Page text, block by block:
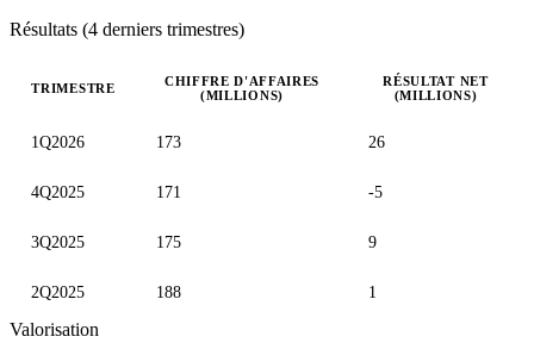
Résultats (4 derniers trimestres)
TRIMESTRE
CHIFFRE D'AFFAIRES
(MILLIONS)
RÉSULTAT NET
(MILLIONS)
1Q2026 173 26
4Q2025 171 -5
3Q2025 175 9
2Q2025 188 1
Valorisation